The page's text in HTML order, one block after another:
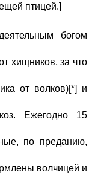
птицей.]
богом
хищников, за что
от волков)[*] и
Ежегодно 15
по преданию,
волчицей и